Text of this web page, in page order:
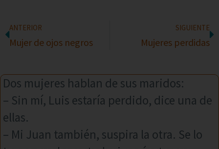
ANTERIOR
Mujer de ojos negros
SIGUIENTE
Mujeres perdidas
Dos mujeres hablan de sus maridos:
– Sin mí, Luis estaría perdido, dice una de
ellas.
– Mi Juan también, suspira la otra. Se lo